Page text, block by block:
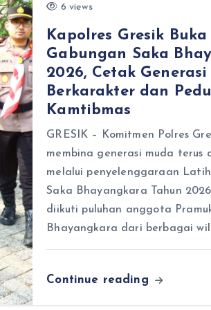
6 views
Kapolres Gresik
Gabungan Saka
2026, Cetak
Berkarakter dan
Kamtibmas
GRESIK – Komitmen Polres
membina generasi muda terus
melalui penyelenggaraan
Saka Bhayangkara Tahun
diikuti puluhan anggota
Bhayangkara dari berbagai
Continue reading